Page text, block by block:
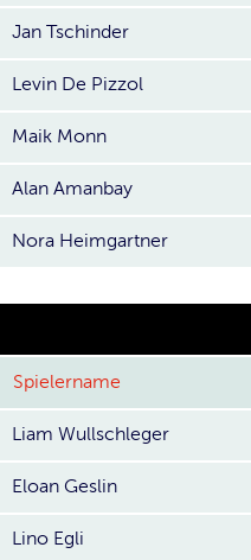
Jan Tschinder
Levin De Pizzol
Maik Monn
Alan Amanbay
Nora Heimgartner
Spielername
Liam Wullschleger
Eloan Geslin
Lino Egli